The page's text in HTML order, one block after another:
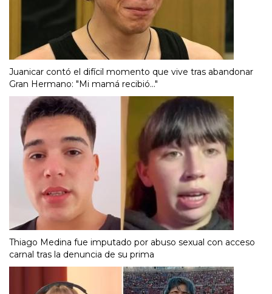
Juanicar contó el difícil momento que vive tras abandonar
Gran Hermano: "Mi mamá recibió..."
Thiago Medina fue imputado por abuso sexual con acceso
carnal tras la denuncia de su prima